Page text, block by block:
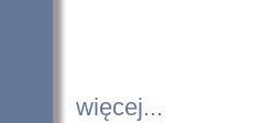
więcej...